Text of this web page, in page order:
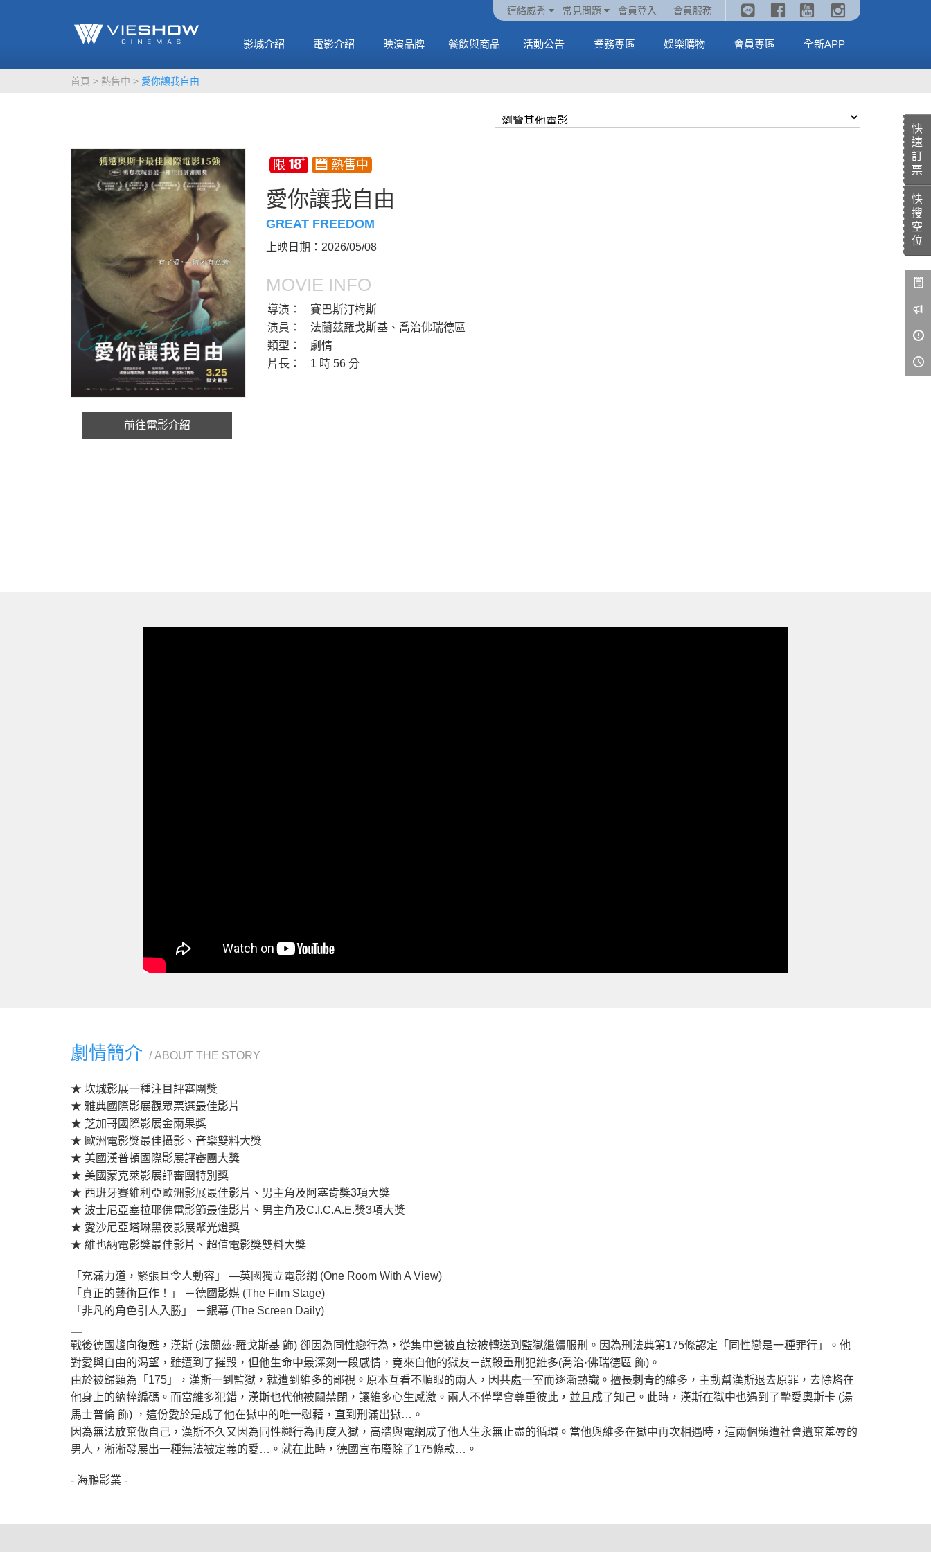
連絡威秀 常見問題 會員登入 會員服務
影城介紹 電影介紹
MORE MORE
火熱預售中《橡樹街
末日》
MORE
火熱預售中《汪汪隊立大功：恐龍大電影》
映演品牌 餐飲與商品
MORE MORE
🥤威秀獨家電影套餐
🥤全台熱賣中
MORE
《劇場版吉伊卡哇》🥤威秀獨家電影套餐🥤
全台熱賣中
MORE
活動公告 業務專區 娛樂購物 會員專區 全新APP
快
速
訂
票
快
搜
空
位
首頁 熱售中 愛你讓我自由
前往電影介紹
愛你讓我自由
GREAT FREEDOM
上映日期：2026/05/08
MOVIE INFO
導演：
賽巴斯汀梅斯
演員：
法蘭茲羅戈斯基、喬治佛瑞德區
類型：
劇情
片長：
1 時 56 分
劇情簡介 ABOUT THE STORY
★ 坎城影展一種注目評審團獎
★ 雅典國際影展觀眾票選最佳影片
★ 芝加哥國際影展金雨果獎
★ 歐洲電影獎最佳攝影、音樂雙料大獎
★ 美國漢普頓國際影展評審團大獎
★ 美國蒙克萊影展評審團特別獎
★ 西班牙賽維利亞歐洲影展最佳影片、男主角及阿塞肯獎3項大獎
★ 波士尼亞塞拉耶佛電影節最佳影片、男主角及C.I.C.A.E.獎3項大獎
★ 愛沙尼亞塔琳黑夜影展聚光燈獎
★ 維也納電影獎最佳影片、超值電影獎雙料大獎
「充滿力道，緊張且令人動容」 —英國獨立電影網 (One Room With A View)
「真正的藝術巨作！」 －德國影媒 (The Film Stage)
「非凡的角色引人入勝」 －銀幕 (The Screen Daily)
戰後德國趨向復甦，漢斯 (法蘭茲·羅戈斯基 飾) 卻因為同性戀行為，從集中營被直接被轉送到監獄繼續服刑。因為刑法典第175條認定「同性戀是一種罪行」。他
對愛與自由的渴望，雖遭到了摧毀，但他生命中最深刻一段感情，竟來自他的獄友－謀殺重刑犯維多(喬治·佛瑞德區 飾)。
由於被歸類為「175」，漢斯一到監獄，就遭到維多的鄙視。原本互看不順眼的兩人，因共處一室而逐漸熟識。擅長刺青的維多，主動幫漢斯退去原罪，去除烙在
他身上的納粹編碼。而當維多犯錯，漢斯也代他被關禁閉，讓維多心生感激。兩人不僅學會尊重彼此，並且成了知己。此時，漢斯在獄中也遇到了摯愛奧斯卡 (湯
馬士普倫 飾) ，這份愛於是成了他在獄中的唯一慰藉，直到刑滿出獄…。
因為無法放棄做自己，漢斯不久又因為同性戀行為再度入獄，高牆與電網成了他人生永無止盡的循環。當他與維多在獄中再次相遇時，這兩個頻遭社會遺棄羞辱的
男人，漸漸發展出一種無法被定義的愛…。就在此時，德國宣布廢除了175條款…。
- 海鵬影業 -